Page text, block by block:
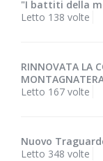
"I battiti della
Letto 138 volte
RINNOVATA LA
Letto 167 volte
Nuovo
Letto 348 volte